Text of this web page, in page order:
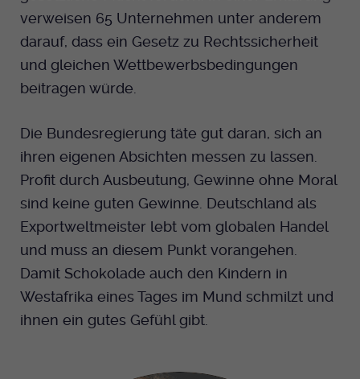
verweisen 65 Unternehmen unter anderem
darauf, dass ein Gesetz zu Rechtssicherheit
und gleichen Wettbewerbsbedingungen
beitragen würde.
Die Bundesregierung täte gut daran, sich an
ihren eigenen Absichten messen zu lassen.
Profit durch Ausbeutung, Gewinne ohne Moral
sind keine guten Gewinne. Deutschland als
Exportweltmeister lebt vom globalen Handel
und muss an diesem Punkt vorangehen.
Damit Schokolade auch den Kindern in
Westafrika eines Tages im Mund schmilzt und
ihnen ein gutes Gefühl gibt.